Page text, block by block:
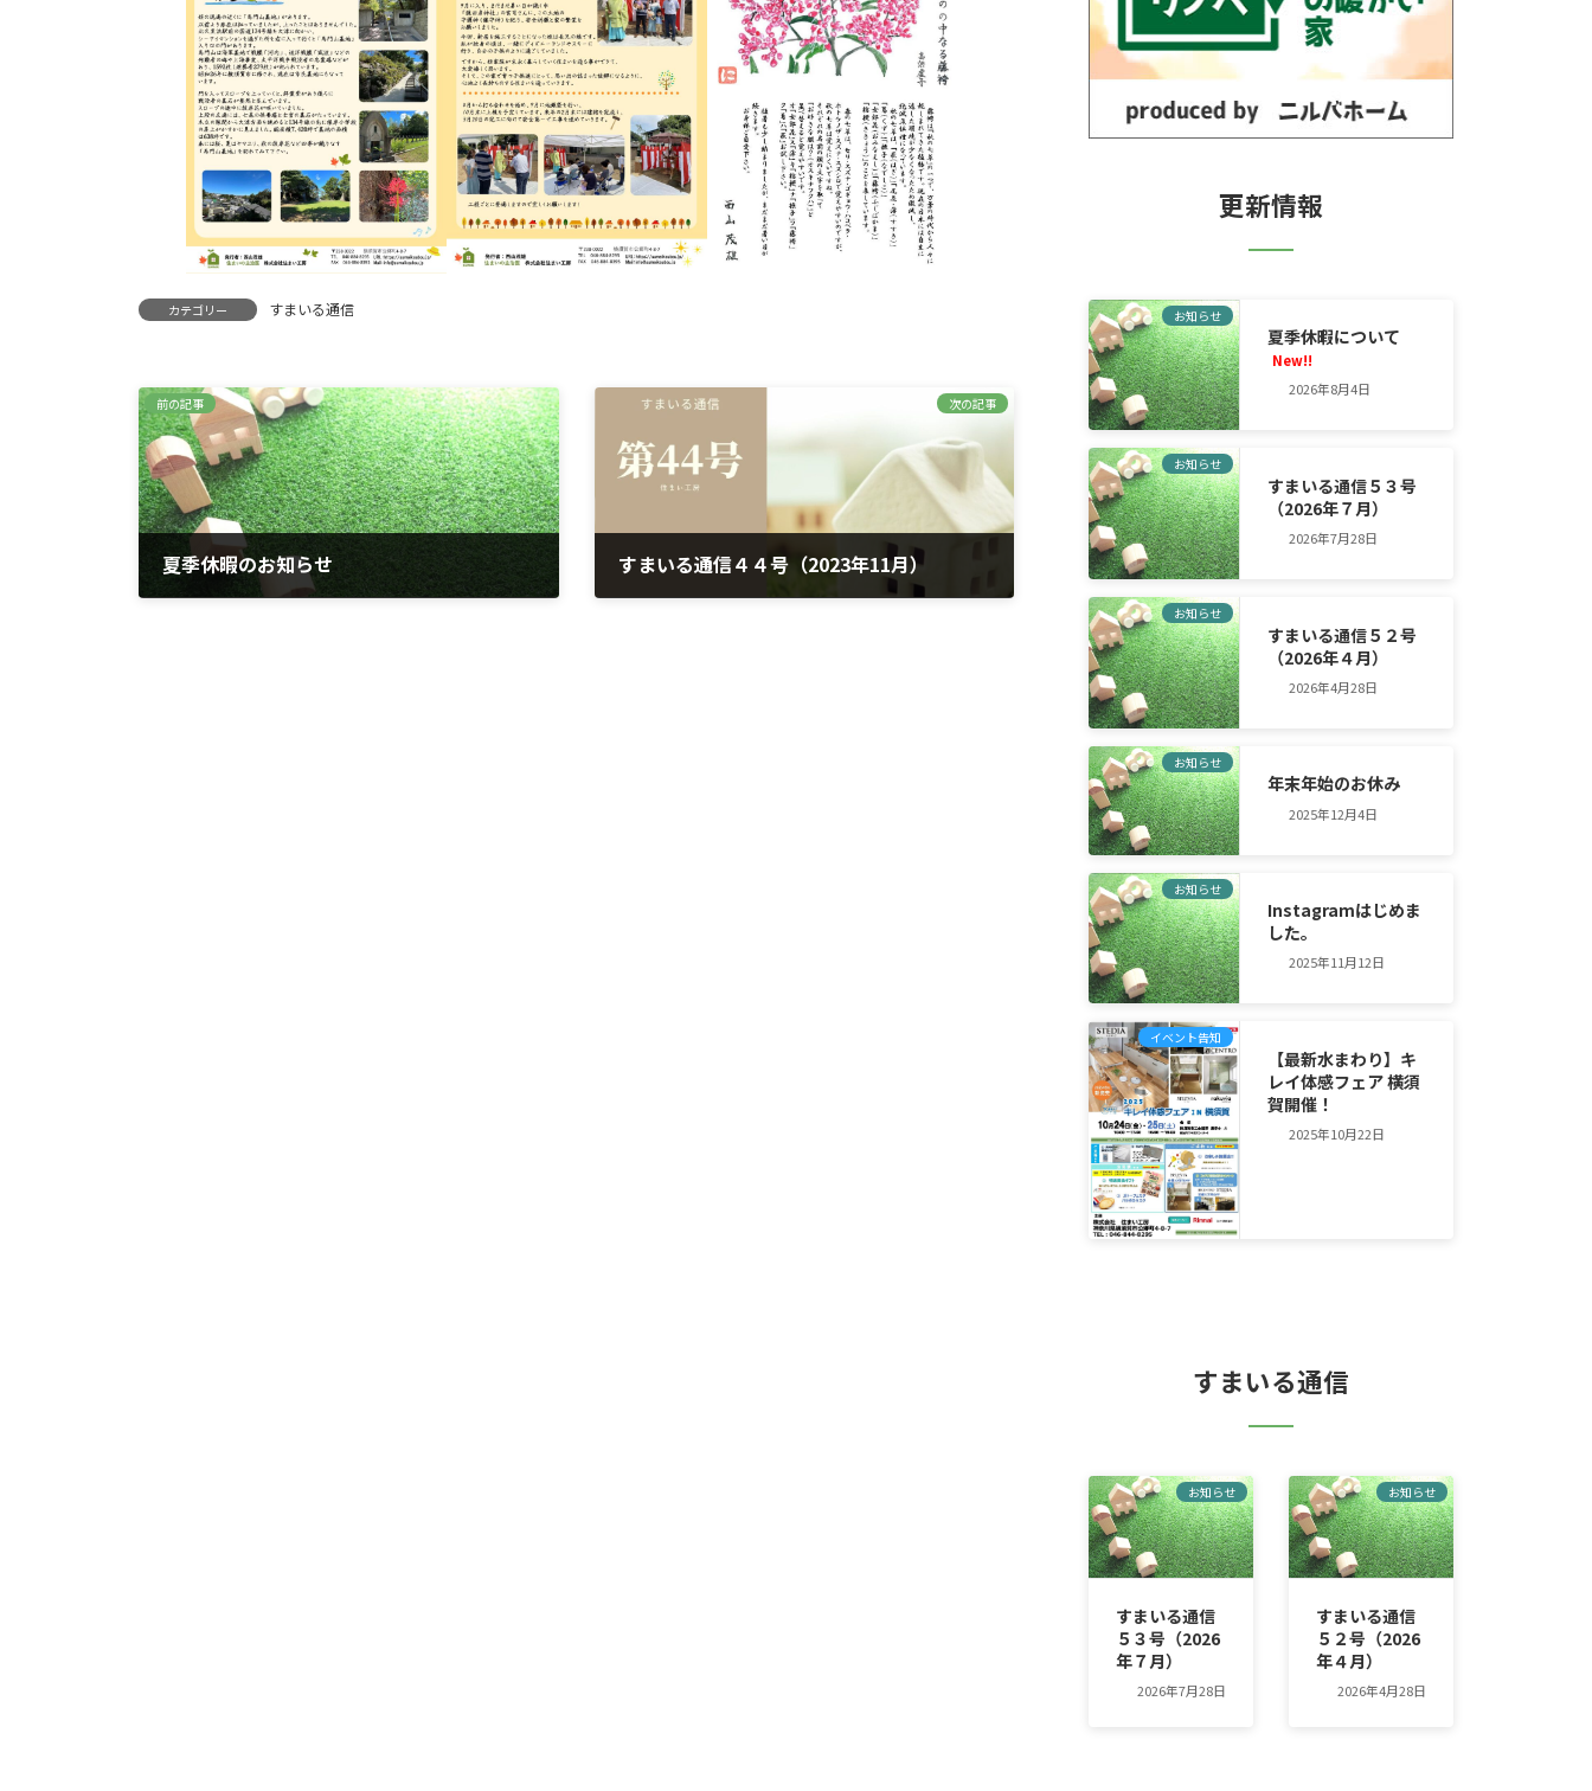
カテゴリー すまいる通信
前の記事
夏季休暇のお知らせ
次の記事
すまいる通信４４号（2023年11月）
更新情報
お知らせ
夏季休暇について
New!!
2026年8月4日
お知らせ
すまいる通信５３号
（2026年７月）
2026年7月28日
お知らせ
すまいる通信５２号
（2026年４月）
2026年4月28日
お知らせ
年末年始のお休み
2025年12月4日
お知らせ
Instagramはじめま
した。
2025年11月12日
イベント告知
【最新水まわり】キ
レイ体感フェア 横須
賀開催！
2025年10月22日
すまいる通信
お知らせ
すまいる通信
５３号（2026
年７月）
2026年7月28日
お知らせ
すまいる通信
５２号（2026
年４月）
2026年4月28日